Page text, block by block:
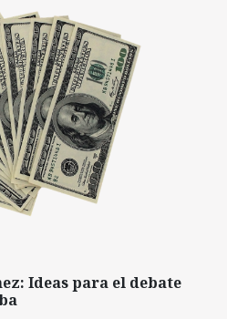
Ideas para el debate